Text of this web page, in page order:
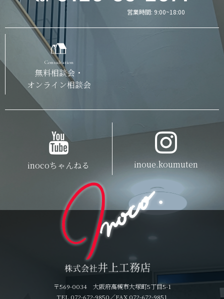
営業時間: 9:00~18:00
Consultation
無料相談会・
オンライン相談会
inocoちゃんねる inoue.koumuten
〒569-0034 大阪府高槻市大塚町5丁目5-1
TEL 072-672-9850／FAX 072-672-9851